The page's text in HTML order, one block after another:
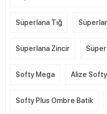
Süperlana Tığ
Süperlana Zincir
Softy Mega Alize
Softy Plus Ombre Batik